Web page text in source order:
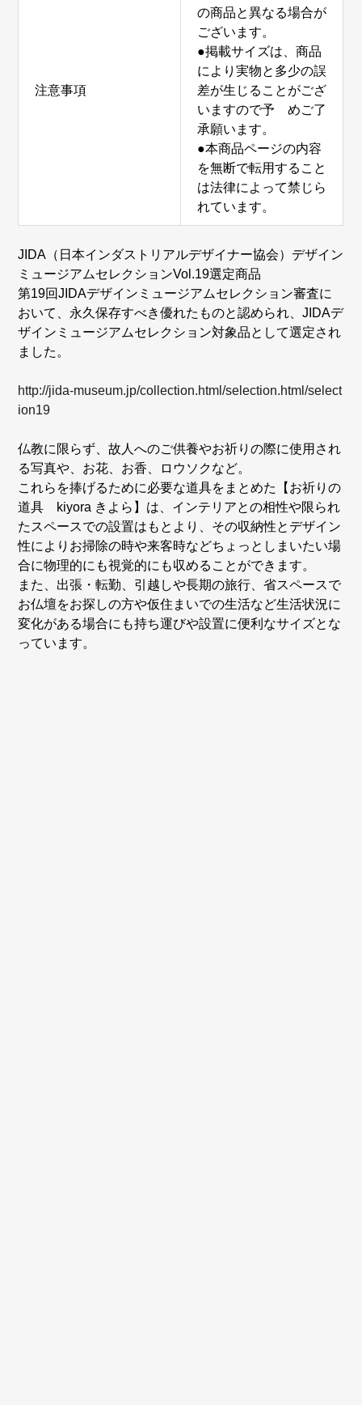
注意事項
の商品と異なる場合が
ございます。
●掲載サイズは、商品
により実物と多少の誤
差が生じることがござ
いますので予 めご了
承願います。
●本商品ページの内容
を無断で転用すること
は法律によって禁じら
れています。
JIDA（日本インダストリアルデザイナー協会）デザイン
ミュージアムセレクションVol.19選定商品
第19回JIDAデザインミュージアムセレクション審査に
おいて、永久保存すべき優れたものと認められ、JIDAデ
ザインミュージアムセレクション対象品として選定され
ました。
http://jida-museum.jp/collection.html/selection.html/select
ion19
仏教に限らず、故人へのご供養やお祈りの際に使用され
る写真や、お花、お香、ロウソクなど。
これらを捧げるために必要な道具をまとめた【お祈りの
道具 kiyora きよら】は、インテリアとの相性や限られ
たスペースでの設置はもとより、その収納性とデザイン
性によりお掃除の時や来客時などちょっとしまいたい場
合に物理的にも視覚的にも収めることができます。
また、出張・転勤、引越しや長期の旅行、省スペースで
お仏壇をお探しの方や仮住まいでの生活など生活状況に
変化がある場合にも持ち運びや設置に便利なサイズとな
っています。